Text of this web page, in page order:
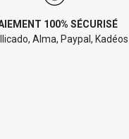
100% SÉCURISÉ
Alma, Paypal, Kadéos